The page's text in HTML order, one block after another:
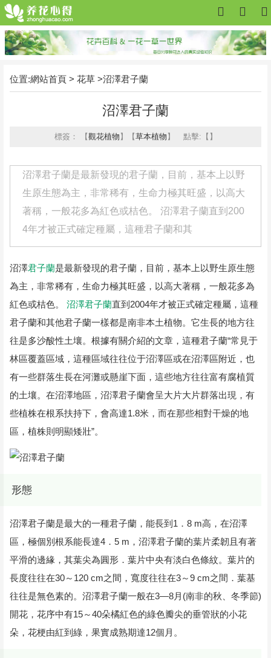
位置:網站首頁 > 花草 >沼澤君子蘭
沼澤君子蘭
標簽： 【觀花植物 】 【草本植物 】 點擊:【 】
沼澤君子蘭是最新發現的君子蘭，目前，基本上以野
生原生態為主，非常稀有，生命力極其旺盛，以高大
著稱，一般花多為紅色或桔色。 沼澤君子蘭直到200
4年才被正式確定種屬，這種君子蘭和其
沼澤君子蘭是最新發現的君子蘭，目前，基本上以野生原生態
為主，非常稀有，生命力極其旺盛，以高大著稱，一般花多為
紅色或桔色。 沼澤君子蘭直到2004年才被正式確定種屬，這種
君子蘭和其他君子蘭一樣都是南非本土植物。它生長的地方往
往是多沙酸性土壤。根據有關介紹的文章，這種君子蘭“常見于
林區覆蓋區域，這種區域往往位于沼澤區或在沼澤區附近，也
有一些群落生長在河灘或懸崖下面，這些地方往往富有腐植質
的土壤。在沼澤地區，沼澤君子蘭會呈大片大片群落出現，有
些植株在根系扶持下，會高達1.8米，而在那些相對干燥的地
區，植株則明顯矮壯”。
形態
沼澤君子蘭是最大的一種君子蘭，能長到1．8 m高，在沼澤
區，極個別根系能長達4．5 m，沼澤君子蘭的葉片柔韌且有著
平滑的邊緣，其葉尖為圓形．葉片中央有淡白色條紋。葉片的
長度往往在30～120 cm之間，寬度往往在3～9 cm之間．葉基
往往是無色素的。沼澤君子蘭一般在3—8月(南非的秋、冬季節)
開花，花序中有15～40朵橘紅色的綠色瓣尖的垂管狀的小花
朵，花梗由紅到綠，果實成熟期達12個月。